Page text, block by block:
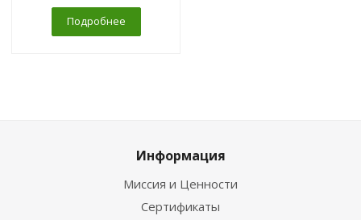
Подробнее
Информация
Миссия и Ценности
Сертификаты